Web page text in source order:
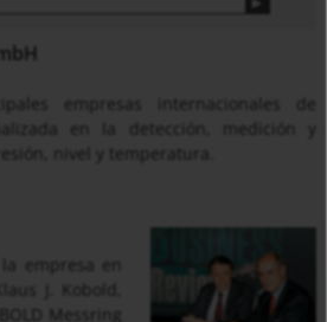
en la detección, medición y
nivel y temperatura.
J. Kobold,
Messring